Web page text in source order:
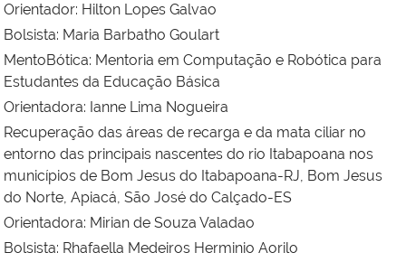
Orientador: Hilton Lopes Galvao
Bolsista: Maria Barbatho Goulart
MentoBótica: Mentoria em Computação e Robótica para
Estudantes da Educação Básica
Orientadora: Ianne Lima Nogueira
Recuperação das áreas de recarga e da mata ciliar no
entorno das principais nascentes do rio Itabapoana nos
municípios de Bom Jesus do Itabapoana-RJ, Bom Jesus
do Norte, Apiacá, São José do Calçado-ES
Orientadora: Mirian de Souza Valadao
Bolsista: Rhafaella Medeiros Herminio Aorilo